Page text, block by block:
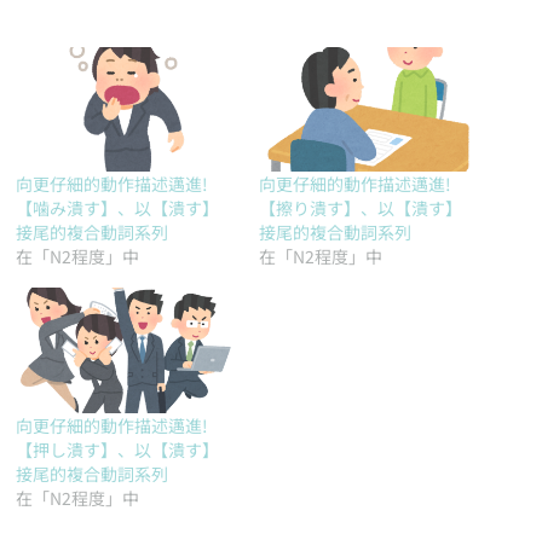
向更仔細的動作描述邁進!
【噛み潰す】、以【潰す】
接尾的複合動詞系列
在「N2程度」中
向更仔細的動作描述邁進!
【擦り潰す】、以【潰す】
接尾的複合動詞系列
在「N2程度」中
向更仔細的動作描述邁進!
【押し潰す】、以【潰す】
接尾的複合動詞系列
在「N2程度」中